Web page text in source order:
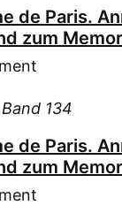
de Paris.
zum
134
de Paris.
zum